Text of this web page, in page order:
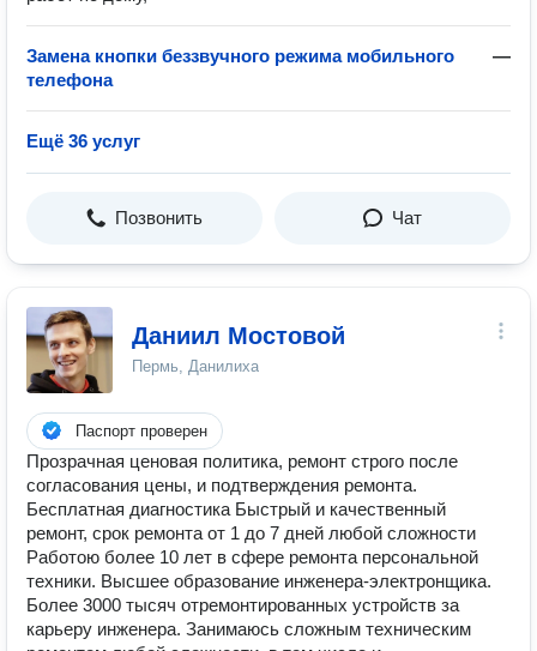
Замена кнопки беззвучного режима мобильного
телефона
—
Ещё 36 услуг
Позвонить Чат
Даниил Мостовой
Пермь, Данилиха
Паспорт проверен
Прозрачная ценовая политика, ремонт строго после
согласования цены, и подтверждения ремонта.
Бесплатная диагностика Быстрый и качественный
ремонт, срок ремонта от 1 до 7 дней любой сложности
Работою более 10 лет в сфере ремонта персональной
техники. Высшее образование инженера-электронщика.
Более 3000 тысяч отремонтированных устройств за
карьеру инженера. Занимаюсь сложным техническим